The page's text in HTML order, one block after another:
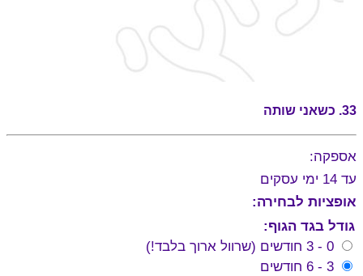
33. כשאני שותה
אספקה:
עד 14 ימי עסקים
אופציות לבחירה:
גודל בגד הגוף:
0 - 3 חודשים (שרוול ארוך בלבד!)
3 - 6 חודשים